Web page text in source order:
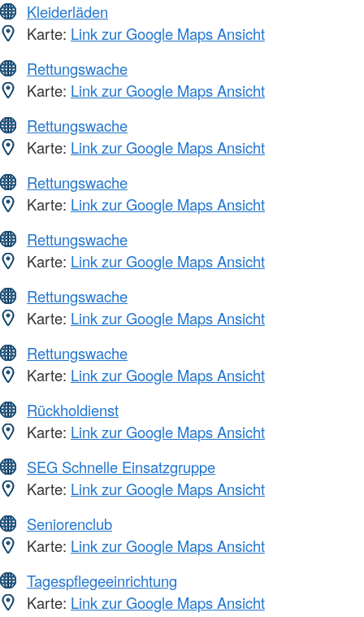
Kleiderläden
Karte: Link zur Google Maps Ansicht
Rettungswache
Karte: Link zur Google Maps Ansicht
Rettungswache
Karte: Link zur Google Maps Ansicht
Rettungswache
Karte: Link zur Google Maps Ansicht
Rettungswache
Karte: Link zur Google Maps Ansicht
Rettungswache
Karte: Link zur Google Maps Ansicht
Rettungswache
Karte: Link zur Google Maps Ansicht
Rückholdienst
Karte: Link zur Google Maps Ansicht
SEG Schnelle Einsatzgruppe
Karte: Link zur Google Maps Ansicht
Seniorenclub
Karte: Link zur Google Maps Ansicht
Tagespflegeeinrichtung
Karte: Link zur Google Maps Ansicht